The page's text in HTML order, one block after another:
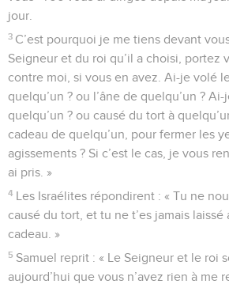
jour.
3 C’est pourquoi je me tiens devant
Seigneur et du roi qu’il a choisi, portez
contre moi, si vous en avez. Ai-je volé
quelqu’un ? ou l’âne de quelqu’un ?
quelqu’un ? ou causé du tort à
cadeau de quelqu’un, pour fermer les
agissements ? Si c’est le cas, je vous
ai pris. »
4 Les Israélites répondirent : « Tu ne
causé du tort, et tu ne t’es jamais laissé
cadeau. »
5 Samuel reprit : « Le Seigneur et le roi
aujourd’hui que vous n’avez rien à me